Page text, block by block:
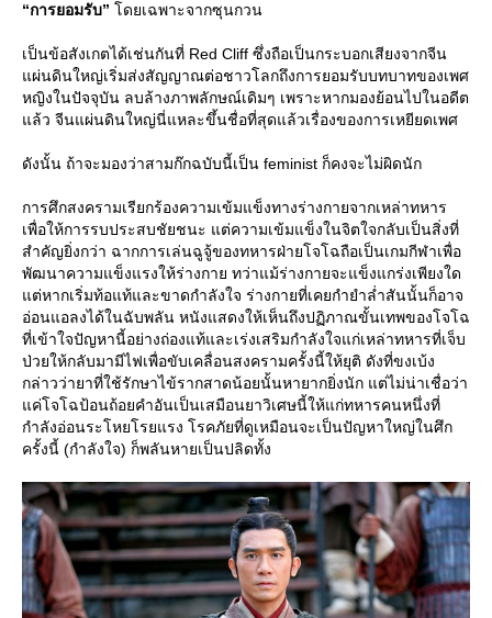
“การยอมรับ” ดยเฉพาะจากซุนกวน
เป็นข้อสังเกตได้เช่นกันที่ Red Cliff ซึ่งถือเป็นกระบอกเสียงจากจีน
ผ่นดินใหญ่เริ่มส่งสัญญาณต่อชาวโลกถึงการยอมรับบทบาทของเพศ
หญิงในปัจจุบัน ลบล้างภาพลักษณ์เดิมๆ เพราะหากมองย้อนไปในอดีต
ล้ว จีนแผ่นดินใหญ่นี่แหละขึ้นชื่อที่สุดแล้วเรื่องของการเหยียดเพศ
ดังนั้น ถ้าจะมองว่าสามก๊กฉบับนี้เป็น feminist ก็คงจะไม่ผิดนัก
การศึกสงครามเรียกร้องความเข้มแข็งทางร่างกายจากเหล่าทหาร
เพื่อให้การรบประสบชัยชนะ แต่ความเข้มแข็งในจิตใจกลับเป็นสิ่งที่
สำคัญยิ่งกว่า ฉากการเล่นฉูจู้ของทหารฝ่ายโจโฉถือเป็นเกมกีฬาเพื่อ
พัฒนาความแข็งแรงให้ร่างกาย ทว่าแม้ร่างกายจะแข็งแกร่งเพียงใด
ต่หากเริ่มท้อแท้และขาดกำลังใจ ร่างกายที่เคยกำยำล่ำสันนั้นก็อาจ
อ่อนแอลงได้ในฉับพลัน หนังแสดงให้เห็นถึงปฏิภาณขั้นเทพของโจโฉ
ที่เข้าใจปัญหานี้อย่างถ่องแท้และเร่งเสริมกำลังใจแก่เหล่าทหารที่เจ็บ
ป่วยให้กลับมามีไฟเพื่อขับเคลื่อนสงครามครั้งนี้ให้ยุติ ดังที่ขงเบ้ง
กล่าวว่ายาที่ใช้รักษาไข้รากสาดน้อยนั้นหายากยิ่งนัก แต่ไม่น่าเชื่อว่า
ค่โจโฉป้อนถ้อยคำอันเป็นเสมือนยาวิเศษนี้ให้แก่ทหารคนหนึ่งที่
กำลังอ่อนระโหยโรยแรง โรคภัยที่ดูเหมือนจะเป็นปัญหาใหญ่ในศึก
ครั้งนี้ (กำลังใจ) ก็พลันหายเป็นปลิดทั้ง